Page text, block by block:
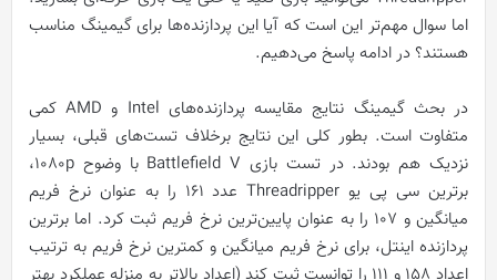
اما سوال مهم‌تر این است که آیا این پردازنده‌ها برای گیمینگ مناسب
هستند؟ در ادامه پاسخ می‌دهیم.
در بحث گیمینگ نتایج مقایسه پردازنده‌های Intel و AMD کمی
متفاوت است. بطور کلی این نتایج برخلاف تست‌های قبلی، بسیار
نزدیک هم بودند. در تست بازی Battlefield V با وضوح 1080p،
برترین سی پی یو Threadripper عدد 161 را به عنوان نرخ فریم
میانگین و 107 را به عنوان پایین‌ترین نرخ فریم ثبت کرد. اما برترین
پردازنده اینتل، برای نرخ فریم میانگین و کمترین نرخ فریم به ترتیب